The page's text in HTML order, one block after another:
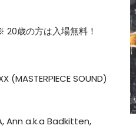
歳の方は入場無料！
(MASTERPIECE SOUND)
Ann a.k.a Badkitten,